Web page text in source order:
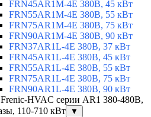
FRN45AR1M-4E 380В, 45 кВт
FRN55AR1M-4E 380В, 55 кВт
FRN75AR1M-4E 380В, 75 кВт
FRN90AR1M-4E 380В, 90 кВт
FRN37AR1L-4E 380В, 37 кВт
FRN45AR1L-4E 380В, 45 кВт
FRN55AR1L-4E 380В, 55 кВт
FRN75AR1L-4E 380В, 75 кВт
FRN90AR1L-4E 380В, 90 кВт
HVAC серии AR1 380-480В,
110-710 кВт
▼